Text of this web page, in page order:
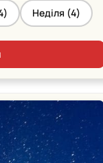
) Неділя (4)